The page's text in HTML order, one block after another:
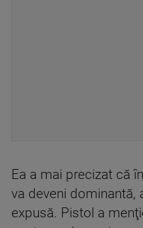
Ea a mai precizat că
va deveni dominantă,
expusă. Pistol a